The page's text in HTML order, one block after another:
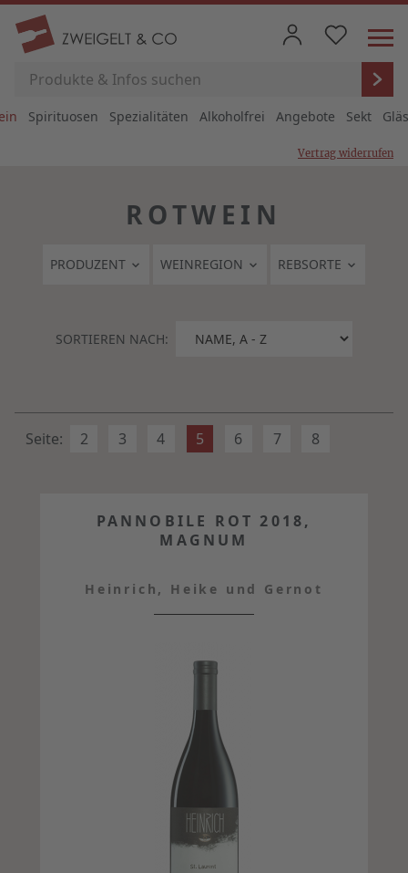
Spirituosen Spezialitäten Alkoholfrei Angebote Sekt
Vertrag widerrufen
ROTWEIN
PRODUZENT WEINREGION REBSORTE
SORTIEREN NACH:
Seite: 2 3 4 5 6 7 8
PANNOBILE ROT 2018,
MAGNUM
Heinrich, Heike und Gernot